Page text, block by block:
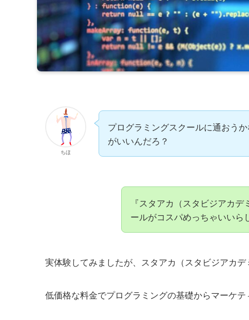
ちほ
プログラミングスクールに通おう
がいいんだろ？
『スタアカ（スタビジアカ
ールがコスパめっちゃいいら
実体験してみましたが、スタアカ（スタビジアカ
低価格な料金でプログラミングの基礎からマーケテ